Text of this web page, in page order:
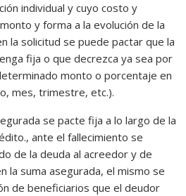
individual y cuyo costo y
y forma a la evolución de la
la solicitud se puede pactar que la
fija o que decrezca ya sea por
monto o porcentaje en
mes, trimestre, etc.).
se pacte fija a lo largo de la
ante el fallecimiento se
de la deuda al acreedor y de
la suma asegurada, el mismo se
de beneficiarios que el deudor